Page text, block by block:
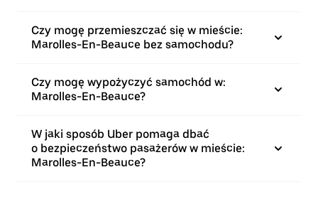
Czy mogę przemieszczać się w mieście:
Marolles-En-Beauce bez samochodu?
Czy mogę wypożyczyć samochód w:
Marolles-En-Beauce?
W jaki sposób Uber pomaga dbać
o bezpieczeństwo pasażerów w mieście:
Marolles-En-Beauce?